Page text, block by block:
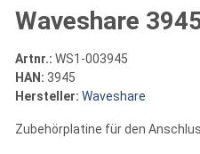
Waveshare
Artnr.: WS1-003945
HAN: 3945
Hersteller: Waveshare
Zubehörplatine für den